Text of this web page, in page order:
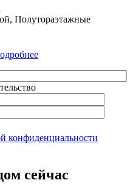
Полутораэтажные
конфиденциальности
сейчас